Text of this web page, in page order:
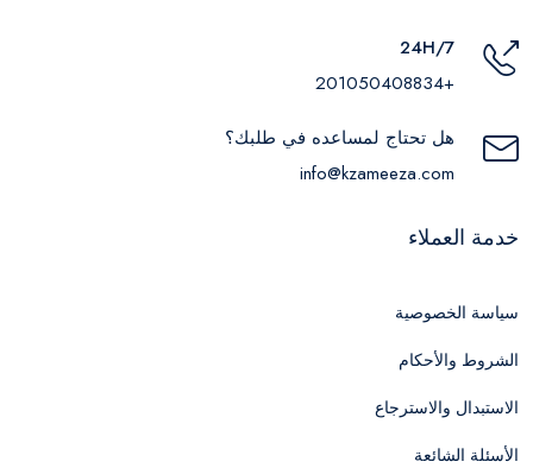
24H/7
+201050408834
هل تحتاج لمساعده في طلبك؟
info@kzameeza.com
خدمة العملاء
سياسة الخصوصية
الشروط والأحكام
الاستبدال والاسترجاع
الأسئلة الشائعة